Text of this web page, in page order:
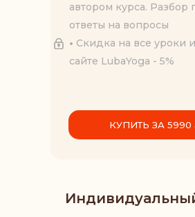
КУПИТЬ ЗА 5990
автором курса. Разбор
ответы на вопросы
• Скидка на все уроки
сайте LubaYoga - 5%